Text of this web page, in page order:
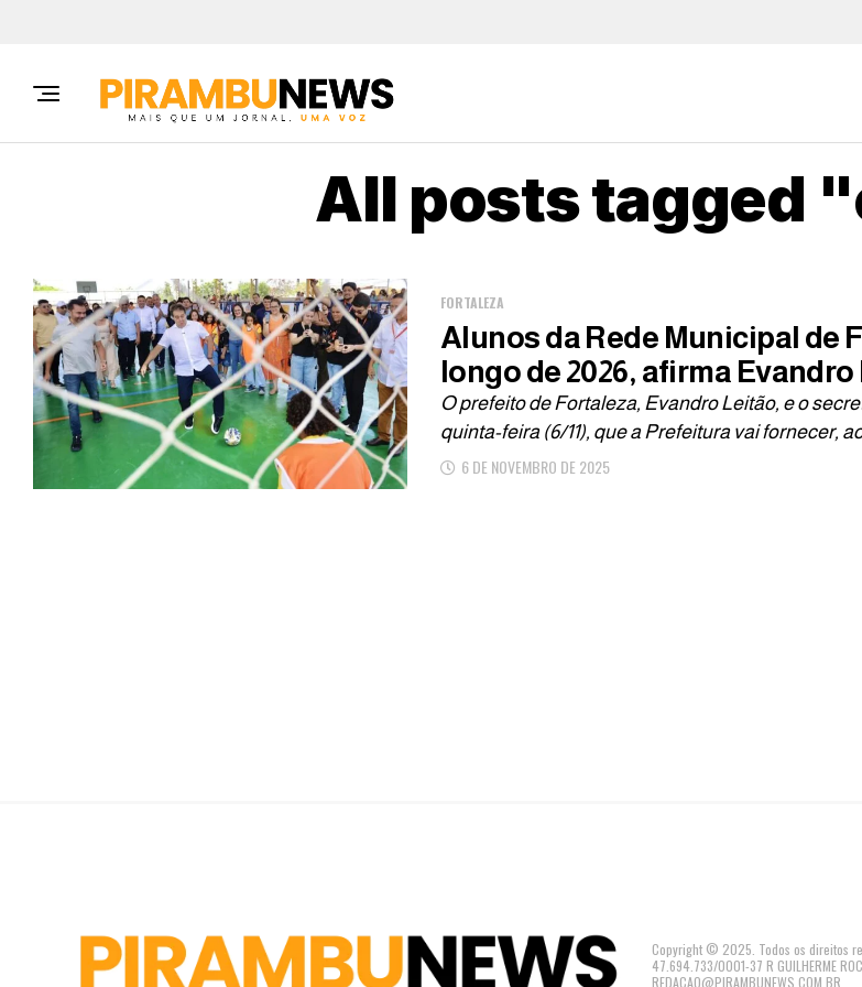
All posts tagged
FORTALEZA
Alunos da Rede Municipal de
longo de 2026, afirma
O prefeito de Fortaleza, Evandro Leitão, e o
quinta-feira (6/11), que a Prefeitura vai fornecer,
6 DE NOVEMBRO DE 2025
Copyright © 2025. Todos os direitos
47.694.733/0001-37 R GUILHERME
REDACAO@PIRAMBUNEWS.COM.BR